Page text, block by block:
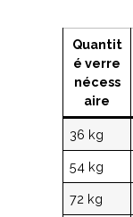
Quantit
é verre
nécess
aire
36 kg
54 kg
72 kg